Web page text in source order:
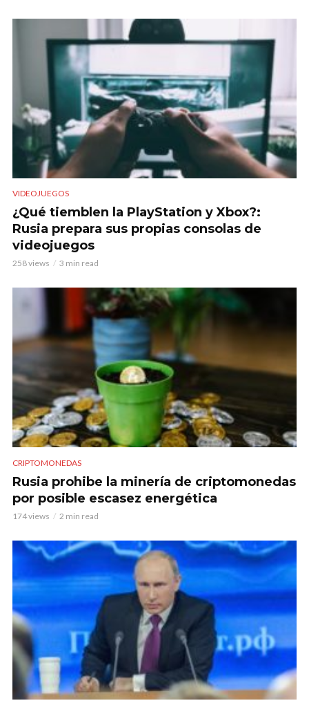
VIDEOJUEGOS
¿Qué tiemblen la PlayStation y Xbox?:
Rusia prepara sus propias consolas de
videojuegos
258 views 3 min read
CRIPTOMONEDAS
Rusia prohibe la minería de criptomonedas
por posible escasez energética
174 views 2 min read